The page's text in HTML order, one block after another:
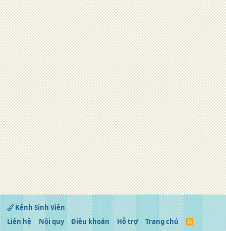
Kênh Sinh Viên
Liên hệ
Nội quy Điều khoản Hỗ trợ Trang chủ
R